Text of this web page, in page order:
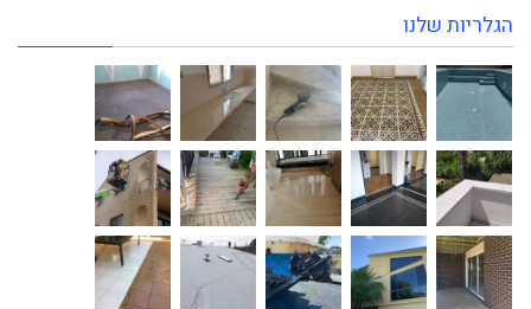
הגלריות שלנו